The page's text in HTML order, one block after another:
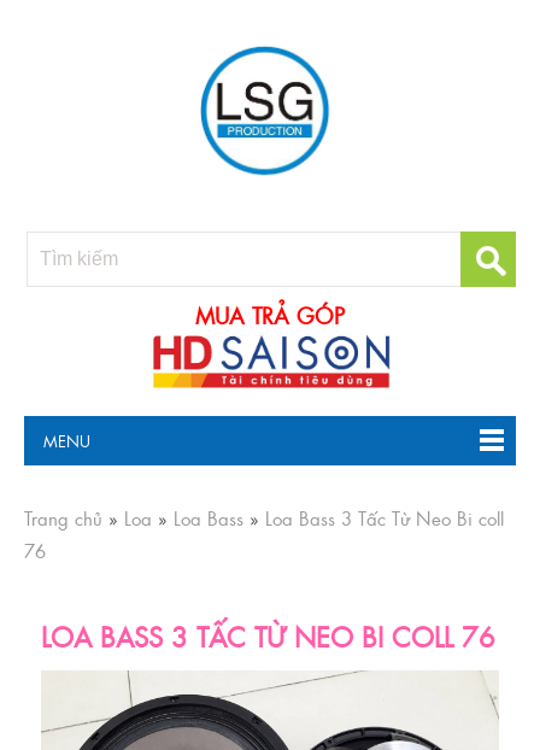
MUA TRẢ GÓP
MENU
Trang chủ » Loa » Loa Bass » Loa Bass 3 Tấc Từ Neo Bi coll
76
LOA BASS 3 TẤC TỪ NEO BI COLL 76